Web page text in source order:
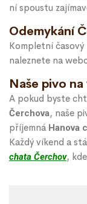
ní spoustu
Odemykání
Kompletní časový
naleznete na
Naše pivo
A pokud byste
Čerchova, naše
příjemná Hanova
Každý víkend a
chata Čerchov,